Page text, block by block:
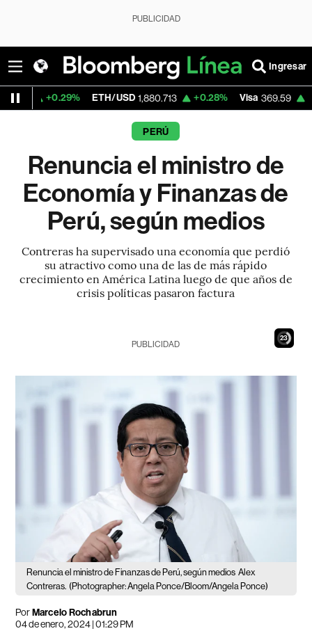
PUBLICIDAD
Ingresar
ETH/USD 1,880.713 +0.28% Visa 369.59 +1.07%
PERÚ
Renuncia el ministro de
Economía y Finanzas de
Perú, según medios
Contreras ha supervisado una economía que perdió
su atractivo como una de las de más rápido
crecimiento en América Latina luego de que años de
crisis políticas pasaron factura
22
PUBLICIDAD
Renuncia el ministro de Finanzas de Perú, según medios Alex
Contreras. (Photographer: Angela Ponce/Bloom/Angela Ponce)
PorMarcelo Rochabrun
04 de enero, 2024 | 01:29 PM